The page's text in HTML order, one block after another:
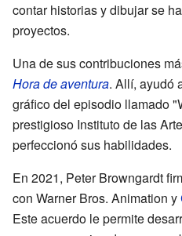
contar historias y dibujar se
proyectos.
Una de sus contribuciones
Hora de aventura. Allí, ayudó
gráfico del episodio llamado
prestigioso Instituto de las
perfeccionó sus habilidades.
En 2021, Peter Browngardt
con Warner Bros. Animation y
Este acuerdo le permite